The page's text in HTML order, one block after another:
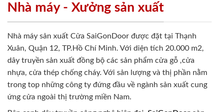
Nhà máy - Xưởng sản xuất
Nhà máy sản xuất Cửa SaiGonDoor được đặt tại Thạnh
Xuân, Quận 12, TP.Hồ Chí Minh. Với diện tích 20.000 m2,
dây truyền sản xuất đồng bộ các sản phẩm cửa gỗ ,cửa
nhựa, cửa thép chống cháy. Với sản lượng và thị phần nằm
trong top những công ty đứng đầu về ngành sản xuất cung
ứng cửa ngoài thị trường miền Nam.